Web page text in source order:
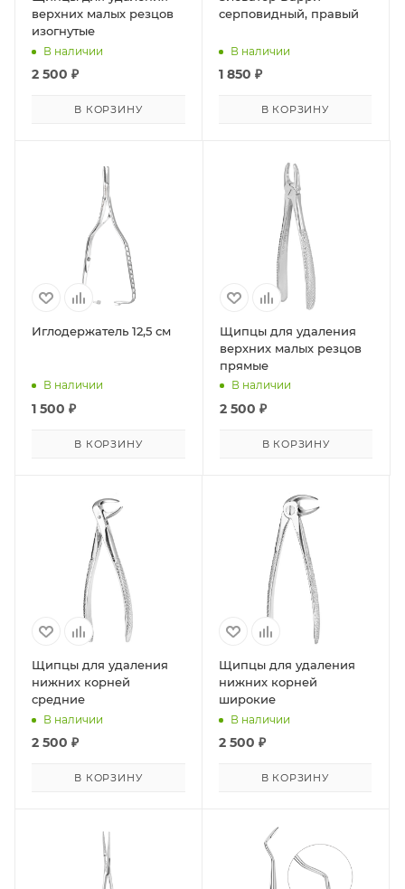
верхних малых резцов
изогнутые
В наличии
2 500 ₽
В КОРЗИНУ
серповидный, правый
В наличии
1 850 ₽
В КОРЗИНУ
Иглодержатель 12,5 см
В наличии
1 500 ₽
В КОРЗИНУ
Щипцы для удаления
верхних малых резцов
прямые
В наличии
2 500 ₽
В КОРЗИНУ
Щипцы для удаления
нижних корней
средние
В наличии
2 500 ₽
В КОРЗИНУ
Щипцы для удаления
нижних корней
широкие
В наличии
2 500 ₽
В КОРЗИНУ